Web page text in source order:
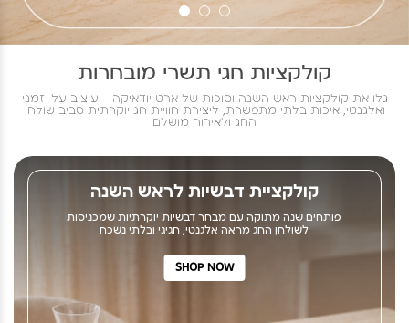
1 2 3
קולקציות חגי תשרי מובחרות
גלו את קולקציות ראש השנה וסוכות של ארט יודאיקה - עיצוב על-זמני
ואלגנטי, איכות בלתי מתפשרת, ליצירת חוויית חג יוקרתית סביב שולחן
החג ולאירוח מושלם
קולקציית דבשיות לראש השנה
פותחים שנה מתוקה עם מבחר דבשיות יוקרתיות שמכניסות
לשולחן החג מראה אלגנטי, חגיגי ובלתי נשכח
SHOP NOW